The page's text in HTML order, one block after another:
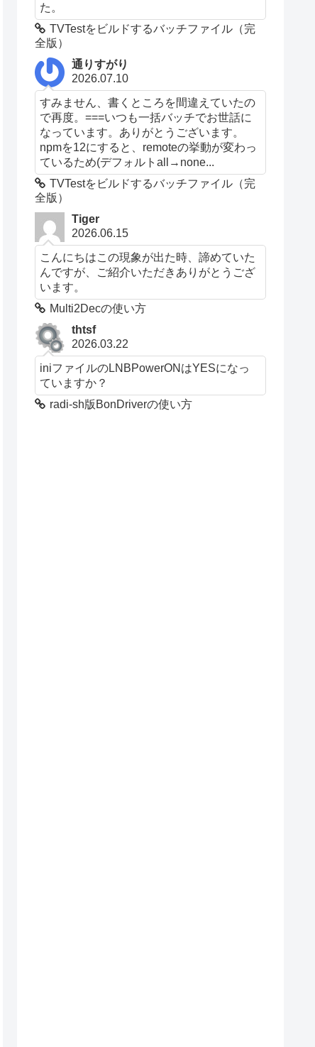
た。
TVTestをビルドするバッチファイル（完
全版）
通りすがり
2026.07.10
すみません、書くところを間違えていたの
で再度。===いつも一括バッチでお世話に
なっています。ありがとうございます。
npmを12にすると、remoteの挙動が変わっ
ているため(デフォルトall→none...
TVTestをビルドするバッチファイル（完
全版）
Tiger
2026.06.15
こんにちはこの現象が出た時、諦めていた
んですが、ご紹介いただきありがとうござ
います。
Multi2Decの使い方
thtsf
2026.03.22
iniファイルのLNBPowerONはYESになっ
ていますか？
radi-sh版BonDriverの使い方